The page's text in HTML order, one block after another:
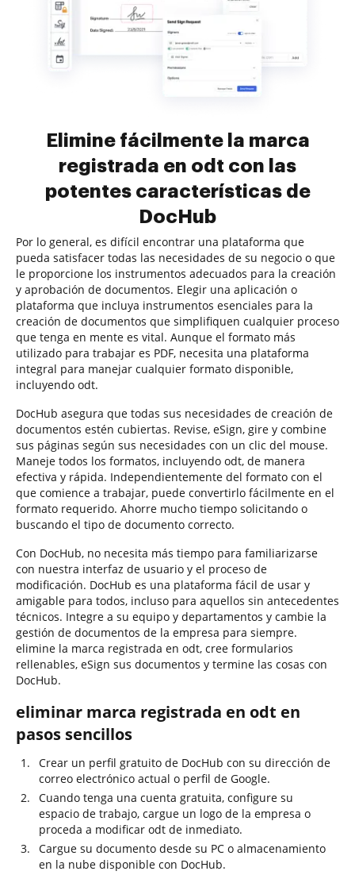
Elimine fácilmente la marca
registrada en odt con las
potentes características de
DocHub
Por lo general, es difícil encontrar una plataforma que
pueda satisfacer todas las necesidades de su negocio o que
le proporcione los instrumentos adecuados para la creación
y aprobación de documentos. Elegir una aplicación o
plataforma que incluya instrumentos esenciales para la
creación de documentos que simplifiquen cualquier proceso
que tenga en mente es vital. Aunque el formato más
utilizado para trabajar es PDF, necesita una plataforma
integral para manejar cualquier formato disponible,
incluyendo odt.
DocHub asegura que todas sus necesidades de creación de
documentos estén cubiertas. Revise, eSign, gire y combine
sus páginas según sus necesidades con un clic del mouse.
Maneje todos los formatos, incluyendo odt, de manera
efectiva y rápida. Independientemente del formato con el
que comience a trabajar, puede convertirlo fácilmente en el
formato requerido. Ahorre mucho tiempo solicitando o
buscando el tipo de documento correcto.
Con DocHub, no necesita más tiempo para familiarizarse
con nuestra interfaz de usuario y el proceso de
modificación. DocHub es una plataforma fácil de usar y
amigable para todos, incluso para aquellos sin antecedentes
técnicos. Integre a su equipo y departamentos y cambie la
gestión de documentos de la empresa para siempre.
elimine la marca registrada en odt, cree formularios
rellenables, eSign sus documentos y termine las cosas con
DocHub.
eliminar marca registrada en odt en
pasos sencillos
Crear un perfil gratuito de DocHub con su dirección de
correo electrónico actual o perfil de Google.
Cuando tenga una cuenta gratuita, configure su
espacio de trabajo, cargue un logo de la empresa o
proceda a modificar odt de inmediato.
Cargue su documento desde su PC o almacenamiento
en la nube disponible con DocHub.